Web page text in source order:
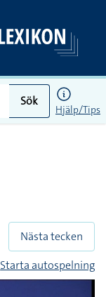
Sök
Hjälp/Tips
Nästa tecken
Starta autospelning